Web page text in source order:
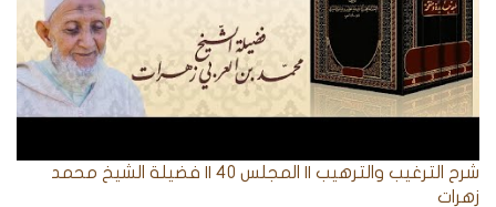
شرح الترغيب والترهيب || المجلس 40 || فضيلة الشيخ محمد
زهرات